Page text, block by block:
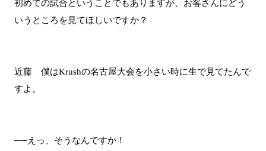
初めての試合ということでもありますが、お客さんにどう
いうところを見てほしいですか？
近藤 僕はKrushの名古屋大会を小さい時に生で見てたんで
すよ。
──えっ、そうなんですか！